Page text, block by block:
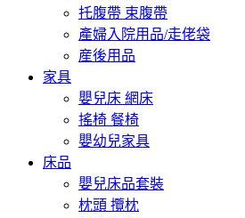
托腹帶 束腹帶
產婦入院用品/走佬袋
産後用品
家具
嬰兒床 網床
搖椅 餐椅
嬰幼兒家具
床品
嬰兒床品套裝
枕頭 攬枕